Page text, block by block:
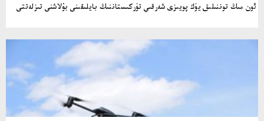
ئون مىڭ توننىلىق يۈك پويىزى شەرقىي تۈركىستاننىڭ بايلىقىنى بۇلاشنى تىزلەتتى